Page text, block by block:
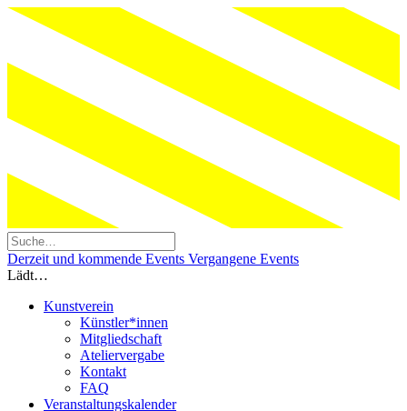
Derzeit und kommende Events Vergangene Events
Lädt…
Kunstverein
Künstler*innen
Mitgliedschaft
Ateliervergabe
Kontakt
FAQ
Veranstaltungskalender